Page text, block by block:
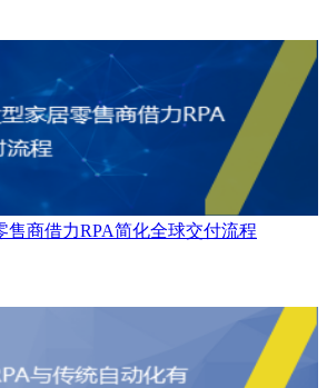
售商借力RPA简化全球交付流程